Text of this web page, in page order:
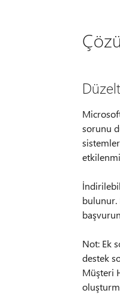
sorunu
bulunur.
Not: Ek
destek
Müşteri